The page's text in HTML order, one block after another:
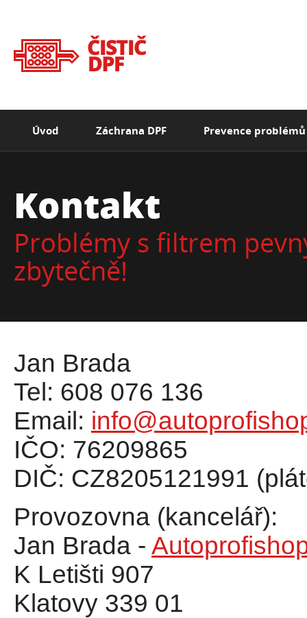
Kontakt
Problémy s filtrem
zbytečně!
Jan Brada
Tel: 608 076 136
Email:
IČO: 76209865
DIČ: CZ8205121991
Provozovna (kancelář):
Jan Brada -
K Letišti 907
Klatovy 339 01
Úvod Záchrana DPF Prevence problémů